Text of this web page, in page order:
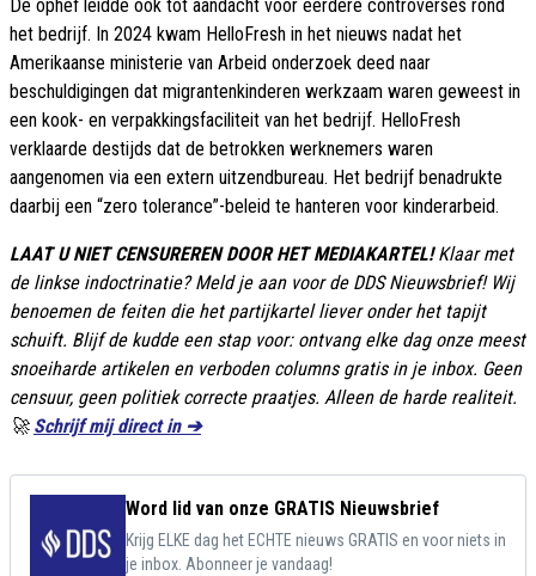
De ophef leidde ook tot aandacht voor eerdere controverses rond
het bedrijf. In 2024 kwam HelloFresh in het nieuws nadat het
Amerikaanse ministerie van Arbeid onderzoek deed naar
beschuldigingen dat migrantenkinderen werkzaam waren geweest in
een kook- en verpakkingsfaciliteit van het bedrijf. HelloFresh
verklaarde destijds dat de betrokken werknemers waren
aangenomen via een extern uitzendbureau. Het bedrijf benadrukte
daarbij een “zero tolerance”-beleid te hanteren voor kinderarbeid.
LAAT U NIET CENSUREREN DOOR HET MEDIAKARTEL! Klaar met
de linkse indoctrinatie? Meld je aan voor de DDS Nieuwsbrief! Wij
benoemen de feiten die het partijkartel liever onder het tapijt
schuift. Blijf de kudde een stap voor: ontvang elke dag onze meest
snoeiharde artikelen en verboden columns gratis in je inbox. Geen
censuur, geen politiek correcte praatjes. Alleen de harde realiteit.
🚀 Schrijf mij direct in ➔
Word lid van onze GRATIS Nieuwsbrief
Krijg ELKE dag het ECHTE nieuws GRATIS en voor niets in
je inbox. Abonneer je vandaag!